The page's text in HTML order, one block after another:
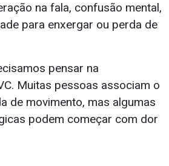
na fala, confusão mental,
para enxergar ou perda de
pensar na
Muitas pessoas associam o
de movimento, mas algumas
podem começar com dor